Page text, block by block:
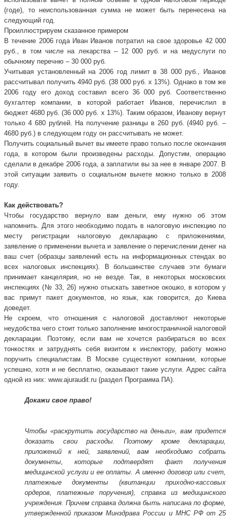
(годе), то неиспользованная сумма не может быть перенесена на
следующий год.
Проиллюстрируем сказанное примером
В течение 2006 года Иван Иванов потратил на свое здоровье 42 000
руб., в том числе на лекарства – 12 000 руб. и на медуслуги по
обычному перечню – 30 000 руб.
Учитывая установленный на 2006 год лимит в 38 000 руб., Иванов
рассчитывал получить 4940 руб. (38 000 руб. х 13%). Однако в том же
2006 году его доход составил всего 36 000 руб. Соответственно
бухгалтер компании, в которой работает Иванов, перечислил в
бюджет 4680 руб. (36 000 руб. х 13%). Таким образом, Иванову вернут
только 4 680 рублей. На получение разницы в 260 руб. (4940 руб. –
4680 руб.) в следующем году он рассчитывать не может.
Получить социальный вычет вы имеете право только после окончания
года, в котором были произведены расходы. Допустим, операцию
сделали в декабре 2006 года, а заплатили вы за нее в январе 2007. В
этой ситуации заявить о социальном вычете можно только в 2008
году.
Как действовать?
Чтобы государство вернуло вам деньги, ему нужно об этом
напомнить. Для этого необходимо подать в налоговую инспекцию по
месту регистрации налоговую декларацию с приложениями,
заявление о применении вычета и заявление о перечислении денег на
ваш счет (образцы заявлений есть на информационных стендах во
всех налоговых инспекциях). В большинстве случаев эти бумаги
принимает канцелярия, но не везде. Так, в некоторых московских
инспекциях (№ 33, 26) нужно отыскать заветное окошко, в котором у
вас примут пакет документов, но язык, как говорится, до Киева
доведет.
Не скроем, что отношения с налоговой доставляют некоторые
неудобства чего стоит только заполнение многостраничной налоговой
декларации. Поэтому, если вам не хочется разбираться во всех
тонкостях и затруднять себя визитом к инспектору, работу можно
поручить специалистам. В Москве существуют компании, которые
успешно, хотя и не бесплатно, оказывают такие услуги. Адрес сайта
одной из них: www.ajuraudit.ru (раздел Программа ПА).
Докажи свое право!
Чтобы «раскрутить государство на деньги», вам придется
доказать свои расходы. Поэтому кроме декларации,
приложений к ней, заявлений, вам необходимо собрать
документы, которые подтвердят факт получения
медицинской услуги и ее оплаты. А именно договор или счет,
платежные документы (квитанции приходно-кассовых
ордеров, платежные поручения), справка из медицинского
учреждения. Причем справка должна быть написана по форме,
утвержденной приказом Минздрава России и МНС РФ от 25